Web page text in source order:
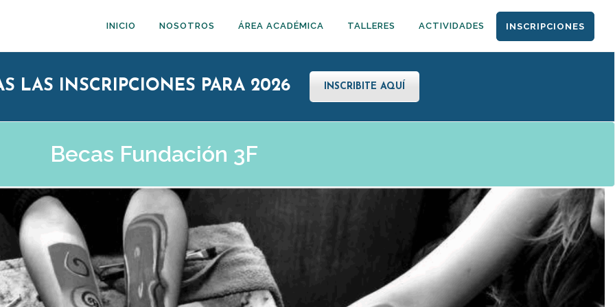
INICIO NOSOTROS ÁREA ACADÉMICA TALLERES ACTIVIDADES INSCRIPCIONES
LAS INSCRIPCIONES PARA 2026 INSCRIBITE AQUÍ
Becas Fundación 3F